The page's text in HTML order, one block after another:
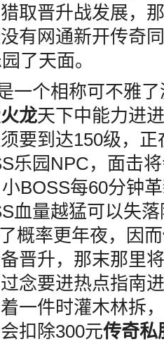
取晋升战发展，
有网通新开传奇
了天面。
一个相称可不雅
龙天下中能力进
要到达150级，
乐园NPC，面击
BOSS每60分钟
血量越猛可以失
概率更年夜，因而
晋升，那末那里
念要进热点指南进
一件时灌木林拆，
扣除300元传奇私